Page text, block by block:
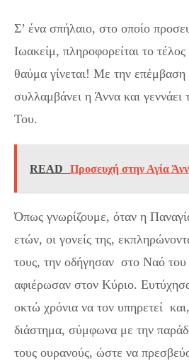
Σ’ ένα σπήλαιο, στο οποίο
Ιωακείμ, πληροφορείται το
θαύμα γίνεται! Με την
συλλαμβάνει η Άννα και
Του.
READ Προσευχή στην Αγία
Όπως γνωρίζουμε, όταν η
ετών, οι γονείς της,
τους, την οδήγησαν στο Ναό
αφιέρωσαν στον Κύριο.
οκτώ χρόνια να τον υπηρετεί
διάστημα, σύμφωνα με την
τους ουρανούς, ώστε να